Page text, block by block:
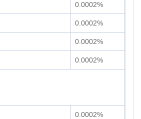
0.0002%
0.0002%
0.0002%
0.0002%
0.0002%